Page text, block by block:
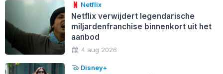
Netflix
Netflix verwijdert legendarische
miljardenfranchise binnenkort uit het
aanbod
4 aug 2026
Disney+